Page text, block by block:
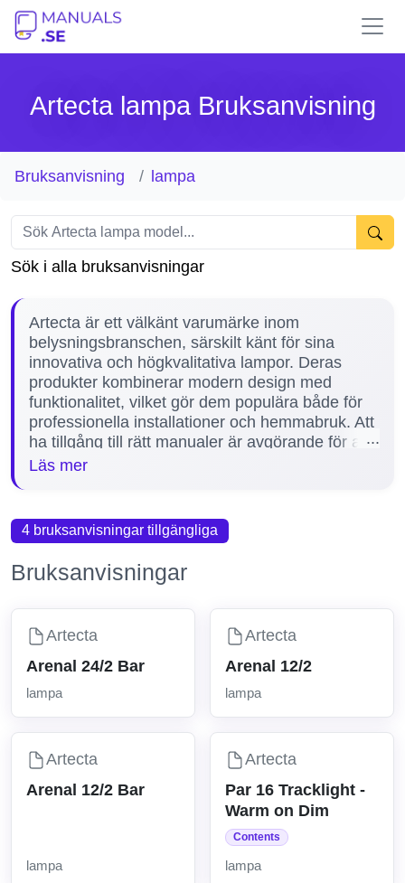
Artecta lampa Bruksanvisning
Bruksanvisning lampa
Sök i alla bruksanvisningar
Artecta är ett välkänt varumärke inom
belysningsbranschen, särskilt känt för sina
innovativa och högkvalitativa lampor. Deras
produkter kombinerar modern design med
funktionalitet, vilket gör dem populära både för
professionella installationer och hemmabruk. Att
ha tillgång till rätt manualer är avgörande för att
säkerställa korrekt installation, användning och
lampans livslängd. På denna sida erbjuder vi ett
komplett manualarkiv, för närvarande med 1
tillgänglig manual för modellen Par 16 Tracklight
- Warm on Dim.
Läs mer
4 bruksanvisningar tillgängliga
Bruksanvisningar
Artecta
Arenal 24/2 Bar
lampa
Artecta
Arenal 12/2
lampa
Artecta
Arenal 12/2 Bar
lampa
Artecta
Par 16 Tracklight -
Warm on Dim
Contents
lampa